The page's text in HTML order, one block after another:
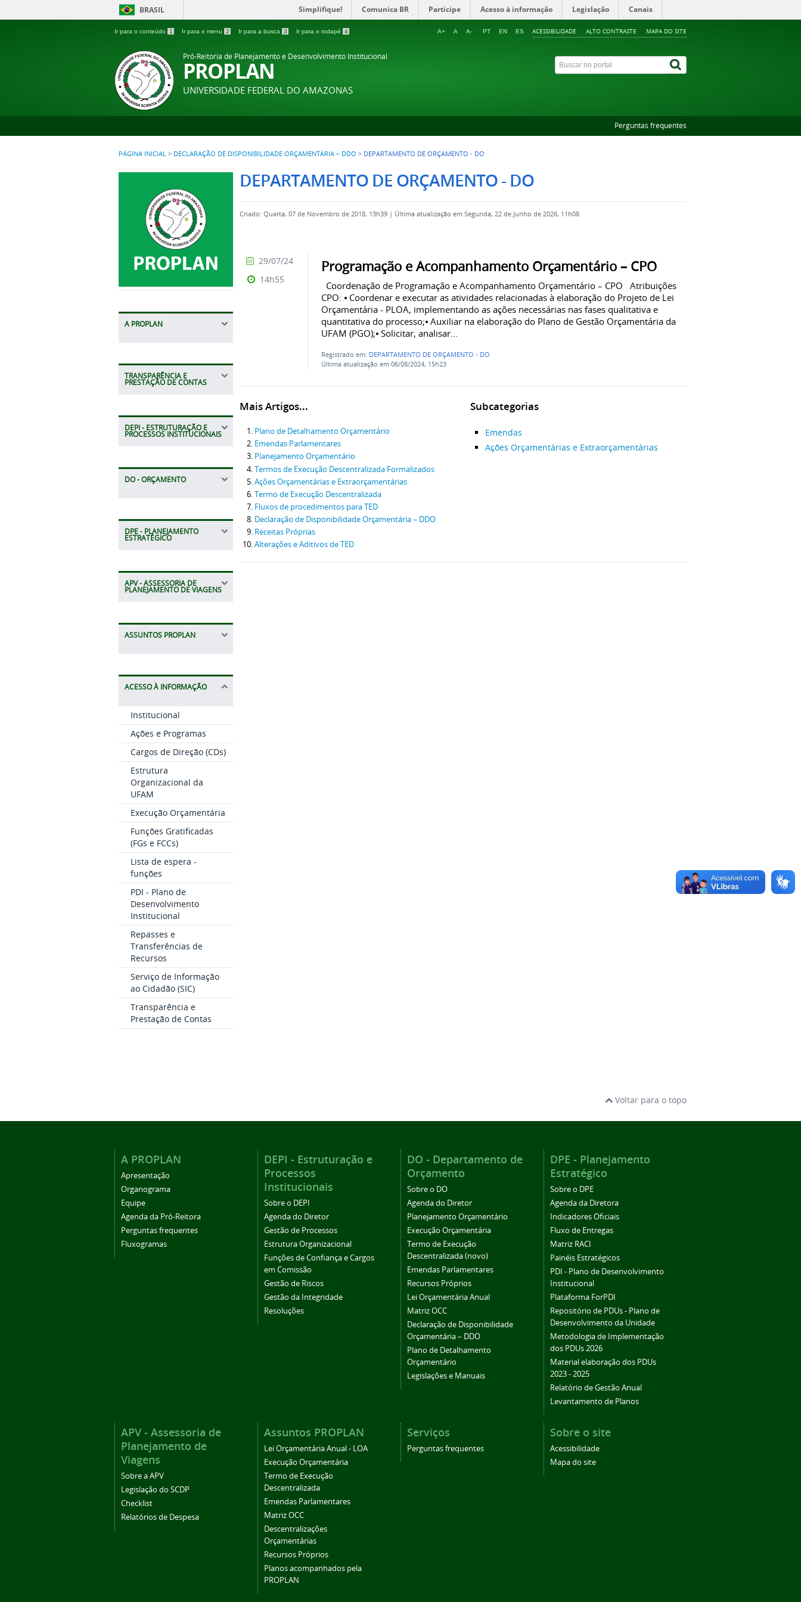
BRASIL Simplifique! Comunica BR Participe Acesso à informação Legislação Canais
Ir para o conteúdo 1 Ir para o menu 2 Ir para a busca 3 Ir para o rodapé 4 ACESSIBILIDADE ALTO CONTRASTE MAPA DO SITE
A+ A A- PT EN ES
Pró-Reitoria de Planejamento e Desenvolvimento Institucional
PROPLAN
UNIVERSIDADE FEDERAL DO AMAZONAS
Perguntas frequentes
PÁGINA INICIAL > DECLARAÇÃO DE DISPONIBILIDADE ORÇAMENTÁRIA – DDO > DEPARTAMENTO DE ORÇAMENTO - DO
A PROPLAN
TRANSPARÊNCIA E
PRESTAÇÃO DE CONTAS
DEPI - ESTRUTURAÇÃO E
PROCESSOS INSTITUCIONAIS
DO - ORÇAMENTO
DPE - PLANEJAMENTO
ESTRATÉGICO
APV - ASSESSORIA DE
PLANEJAMENTO DE VIAGENS
ASSUNTOS PROPLAN
ACESSO À INFORMAÇÃO
Institucional
Ações e Programas
Cargos de Direção (CDs)
Estrutura
Organizacional da
UFAM
Execução Orçamentária
Funções Gratificadas
(FGs e FCCs)
Lista de espera -
funções
PDI - Plano de
Desenvolvimento
Institucional
Repasses e
Transferências de
Recursos
Serviço de Informação
ao Cidadão (SIC)
Transparência e
Prestação de Contas
DEPARTAMENTO DE ORÇAMENTO - DO
Criado: Quarta, 07 de Novembro de 2018, 13h39 | Última atualização em Segunda, 22 de Junho de 2026, 11h08
Programação e Acompanhamento Orçamentário – CPO
Coordenação de Programação e Acompanhamento Orçamentário – CPO Atribuições
CPO: ⦁ Coordenar e executar as atividades relacionadas à elaboração do Projeto de Lei
Orçamentária - PLOA, implementando as ações necessárias nas fases qualitativa e
quantitativa do processo;⦁ Auxiliar na elaboração do Plano de Gestão Orçamentária da
UFAM (PGO);⦁ Solicitar, analisar...
Registrado em: DEPARTAMENTO DE ORÇAMENTO - DO
Última atualização em 06/08/2024, 15h23
29/07/24
14h55
Mais Artigos...
Plano de Detalhamento Orçamentário
Emendas Parlamentares
Planejamento Orçamentário
Termos de Execução Descentralizada Formalizados
Ações Orçamentárias e Extraorçamentárias
Termo de Execução Descentralizada
Fluxos de procedimentos para TED
Declaração de Disponibilidade Orçamentária – DDO
Receitas Próprias
Alterações e Aditivos de TED
Subcategorias
Emendas
Ações Orçamentárias e Extraorçamentárias
Voltar para o topo
A PROPLAN
Apresentação
Organograma
Equipe
Agenda da Pró-Reitora
Perguntas frequentes
Fluxogramas
DEPI - Estruturação e
Processos
Institucionais
Sobre o DEPI
Agenda do Diretor
Gestão de Processos
Estrutura Organizacional
Funções de Confiança e Cargos
em Comissão
Gestão de Riscos
Gestão da Integridade
Resoluções
DO - Departamento de
Orçamento
Sobre o DO
Agenda do Diretor
Planejamento Orçamentário
Execução Orçamentária
Termo de Execução
Descentralizada (novo)
Emendas Parlamentares
Recursos Próprios
Lei Orçamentária Anual
Matriz OCC
Declaração de Disponibilidade
Orçamentária – DDO
Plano de Detalhamento
Orçamentário
Legislações e Manuais
DPE - Planejamento
Estratégico
Sobre o DPE
Agenda da Diretora
Indicadores Oficiais
Fluxo de Entregas
Matriz RACI
Painéis Estratégicos
PDI - Plano de Desenvolvimento
Institucional
Plataforma ForPDI
Repositório de PDUs - Plano de
Desenvolvimento da Unidade
Metodologia de Implementação
dos PDUs 2026
Material elaboração dos PDUs
2023 - 2025
Relatório de Gestão Anual
Levantamento de Planos
APV - Assessoria de
Planejamento de
Viagens
Sobre a APV
Legislação do SCDP
Checklist
Relatórios de Despesa
Assuntos PROPLAN
Lei Orçamentária Anual - LOA
Execução Orçamentária
Termo de Execução
Descentralizada
Emendas Parlamentares
Matriz OCC
Descentralizações
Orçamentárias
Recursos Próprios
Planos acompanhados pela
PROPLAN
Serviços
Perguntas frequentes
Sobre o site
Acessibilidade
Mapa do site